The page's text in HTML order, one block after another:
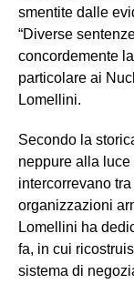
smentite dalle
“Diverse
concordemente
particolare ai
Lomellini.
Secondo la
neppure alla
intercorrevano
organizzazioni
Lomellini ha
fa, in cui
sistema di